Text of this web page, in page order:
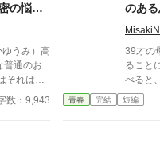
と呼ばれ
振るって
普通じゃない。 「掃除
様の癒し
れるた
る。
て…。
かれて
ない秘密があっ
の悩み
普通のお
それはも
数：9,943
のある
39才の
ること
べると、案外
い詰め
青春 完結 短編